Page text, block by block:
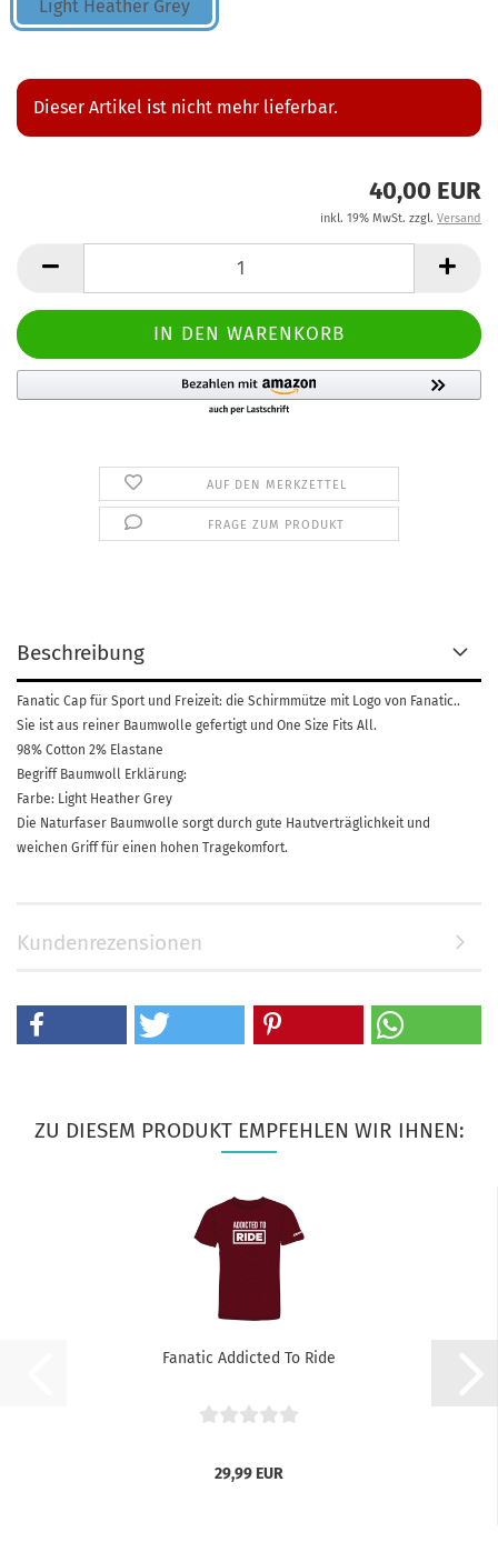
Light Heather Grey
Dieser Artikel ist nicht mehr lieferbar.
40,00 EUR
inkl. 19% MwSt. zzgl. Versand
AUF DEN MERKZETTEL
FRAGE ZUM PRODUKT
Beschreibung
Fanatic Cap für Sport und Freizeit: die Schirmmütze mit Logo von Fanatic..
Sie ist aus reiner Baumwolle gefertigt und One Size Fits All.
98% Cotton 2% Elastane
Begriff Baumwoll Erklärung:
Farbe: Light Heather Grey
Die Naturfaser Baumwolle sorgt durch gute Hautverträglichkeit und
weichen Griff für einen hohen Tragekomfort.
Kundenrezensionen
ZU DIESEM PRODUKT EMPFEHLEN WIR IHNEN:
Fanatic Addicted To Ride
29,99 EUR